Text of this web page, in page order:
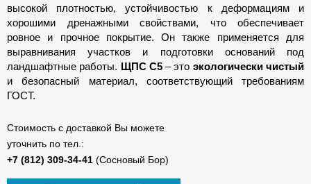
высокой плотностью, устойчивостью к деформациям и
хорошими дренажными свойствами, что обеспечивает
ровное и прочное покрытие. Он также применяется для
выравнивания участков и подготовки оснований под
ландшафтные работы. ЩПС С5– это экологически чистый
и безопасный материал, соответствующий требованиям
ГОСТ.
Стоимость с доставкой Вы можете
уточнить по тел.:
(Сосновый Бор)